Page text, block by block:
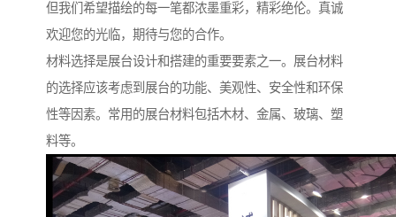
但我们希望描绘的每一笔都浓墨重彩，精彩绝伦。真诚
欢迎您的光临，期待与您的合作。
材料选择是展台设计和搭建的重要要素之一。展台材料
的选择应该考虑到展台的功能、美观性、安全性和环保
性等因素。常用的展台材料包括木材、金属、玻璃、塑
料等。